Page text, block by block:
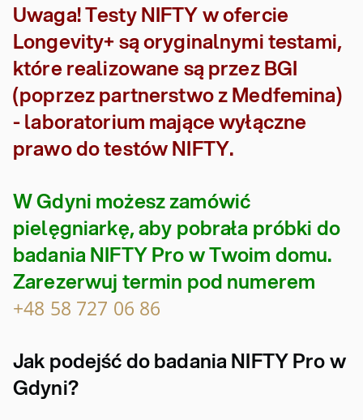
Uwaga! Testy NIFTY w ofercie
Longevity+ są oryginalnymi testami,
które realizowane są przez BGI
(poprzez partnerstwo z Medfemina)
- laboratorium mające wyłączne
prawo do testów NIFTY.
W Gdyni możesz zamówić
pielęgniarkę, aby pobrała próbki do
badania NIFTY Pro w Twoim domu.
Zarezerwuj termin pod numerem
+48 58 727 06 86
Jak podejść do badania NIFTY Pro w
Gdyni?